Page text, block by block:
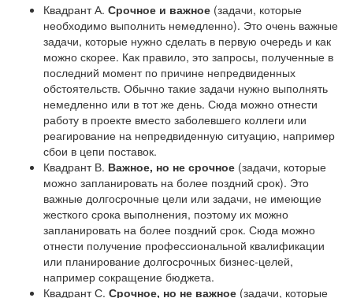
Квадрант А. Срочное и важное (задачи, которые
необходимо выполнить немедленно). Это очень важные
задачи, которые нужно сделать в первую очередь и как
можно скорее. Как правило, это запросы, полученные в
последний момент по причине непредвиденных
обстоятельств. Обычно такие задачи нужно выполнять
немедленно или в тот же день. Сюда можно отнести
работу в проекте вместо заболевшего коллеги или
реагирование на непредвиденную ситуацию, например
сбои в цепи поставок.
Квадрант В. Важное, но не срочное (задачи, которые
можно запланировать на более поздний срок). Это
важные долгосрочные цели или задачи, не имеющие
жесткого срока выполнения, поэтому их можно
запланировать на более поздний срок. Сюда можно
отнести получение профессиональной квалификации
или планирование долгосрочных бизнес-целей,
например сокращение бюджета.
Квадрант С. Срочное, но не важное (задачи, которые